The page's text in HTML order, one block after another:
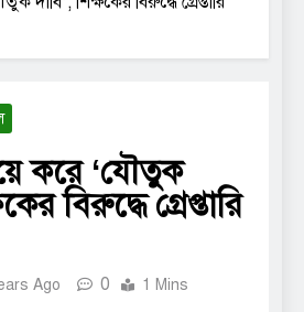
করে ‘যৌতুক
বিরুদ্ধে গ্রেপ্তারি
Ago 0 1 Mins